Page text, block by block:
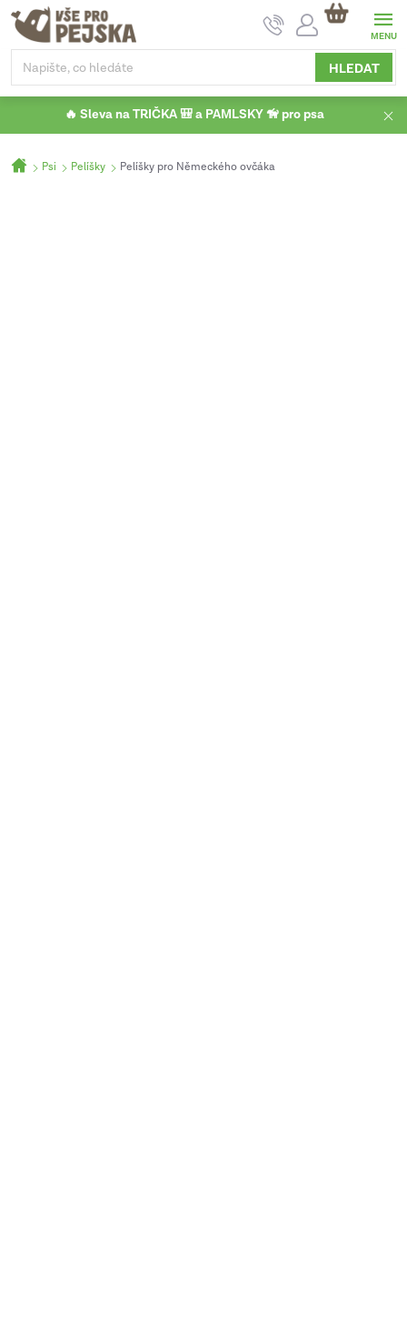
Přejít
obsah
HLEDAT
NÁKUPNÍ
KOŠÍK
🔥 Sleva na TRIČKA 🎒 a PAMLSKY 🦮 pro psa
Domů
Psi Pelíšky Pelíšky pro Německého ovčáka